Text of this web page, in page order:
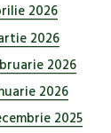
2026
2026
2026
2026
2025